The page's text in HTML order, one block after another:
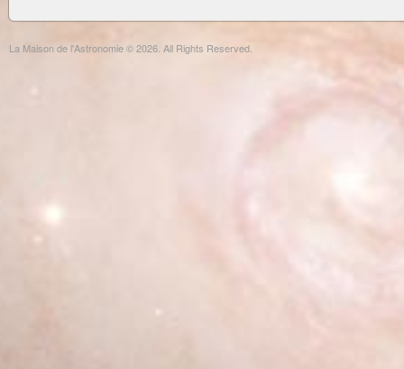
La Maison de l'Astronomie © 2026. All Rights Reserved.